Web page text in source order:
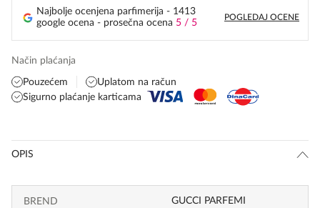
Najbolje ocenjena parfimerija - 1413
google ocena - prosečna ocena 5 / 5
POGLEDAJ OCENE
Način plaćanja
Pouzećem
Uplatom na račun
Sigurno plaćanje karticama
OPIS
BREND GUCCI PARFEMI